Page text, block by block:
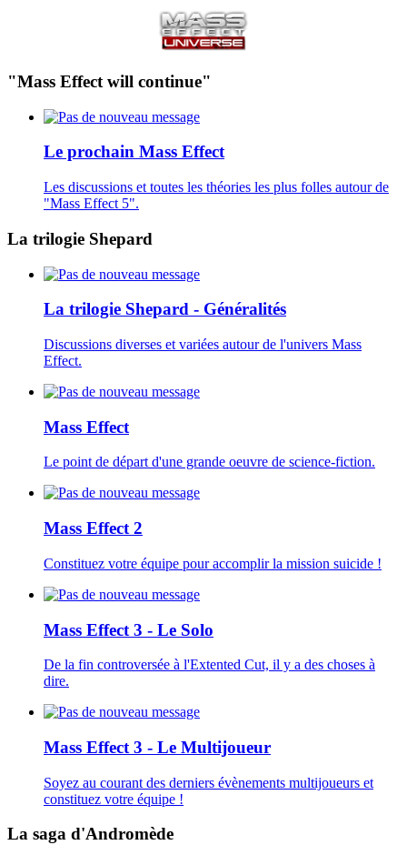
"Mass Effect will continue"
Le prochain Mass Effect
Les discussions et toutes les théories les plus folles autour de
"Mass Effect 5".
La trilogie Shepard
La trilogie Shepard - Généralités
Discussions diverses et variées autour de l'univers Mass
Effect.
Mass Effect
Le point de départ d'une grande oeuvre de science-fiction.
Mass Effect 2
Constituez votre équipe pour accomplir la mission suicide !
Mass Effect 3 - Le Solo
De la fin controversée à l'Extented Cut, il y a des choses à
dire.
Mass Effect 3 - Le Multijoueur
Soyez au courant des derniers évènements multijoueurs et
constituez votre équipe !
La saga d'Andromède